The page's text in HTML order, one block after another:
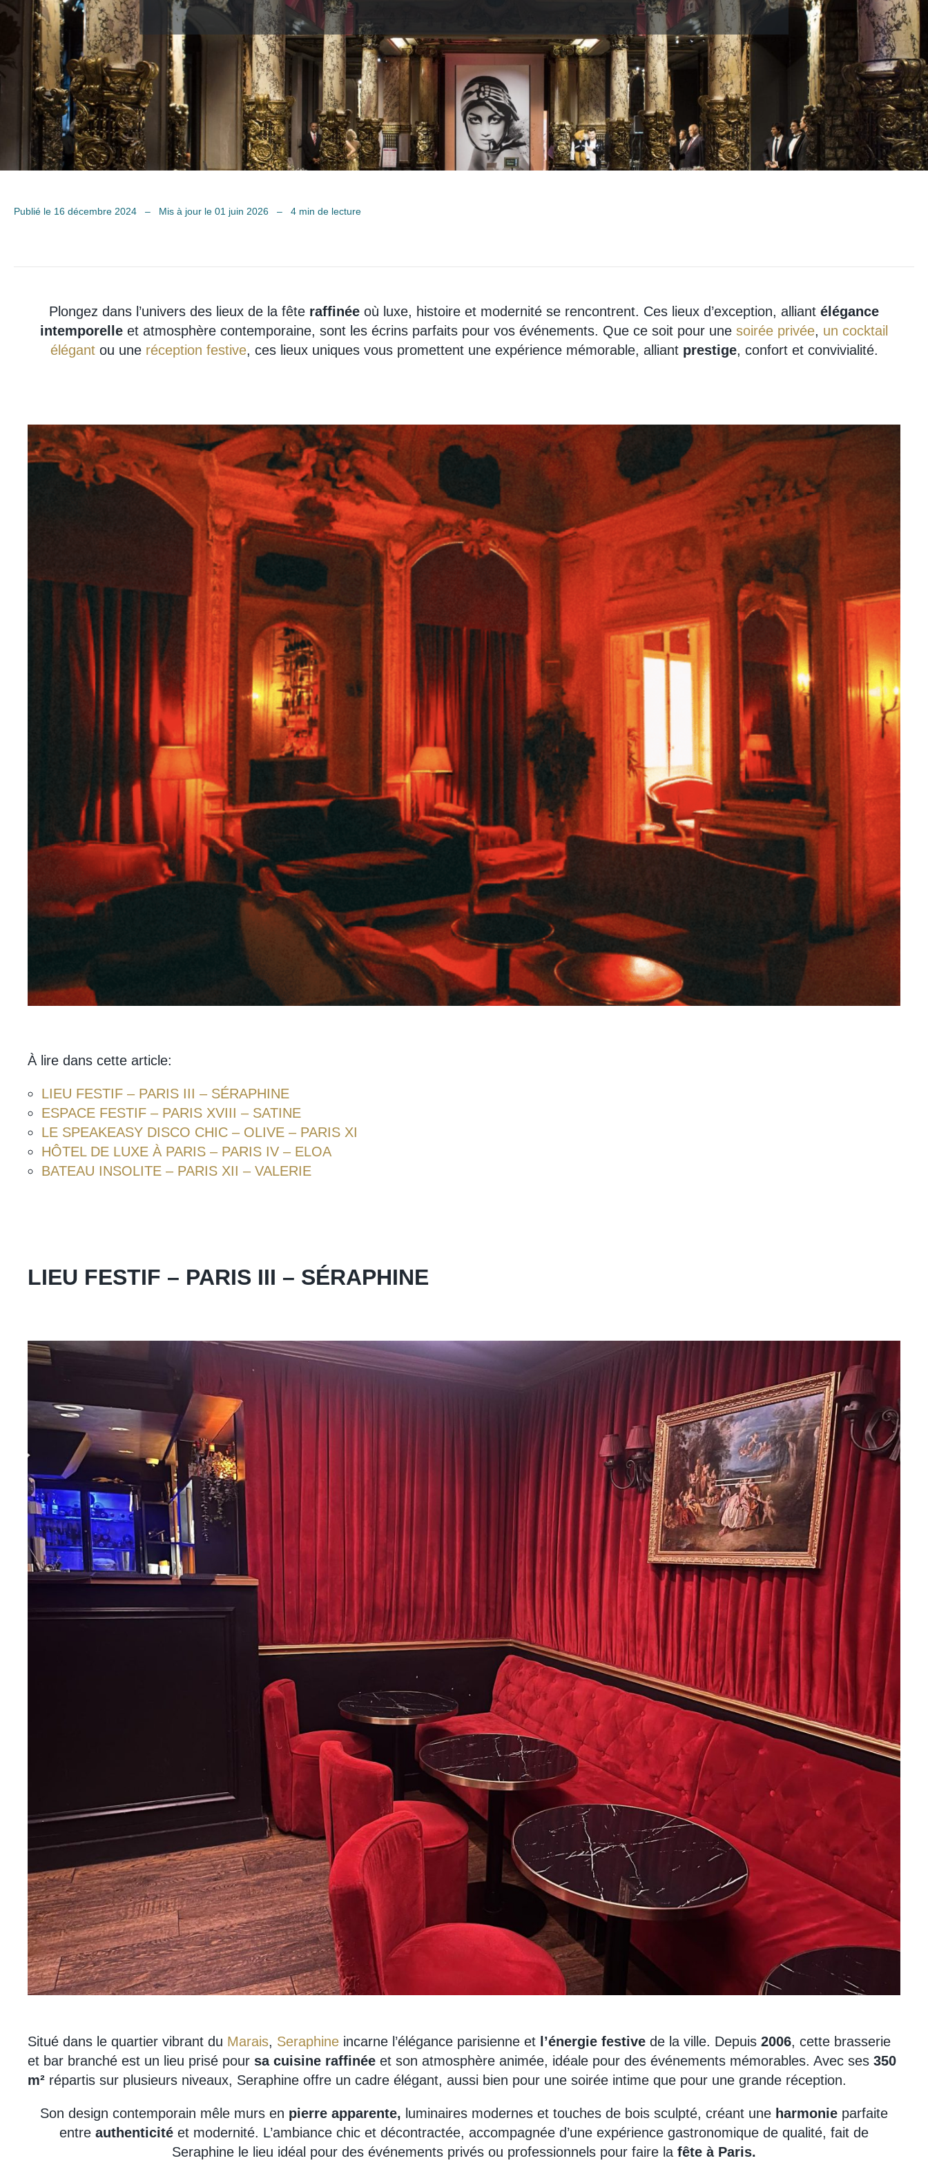
Publié le 16 décembre 2024 – Mis à jour le 01 juin 2026 – 4 min de lecture
Plongez dans l’univers des lieux de la fête raffinée où luxe, histoire et modernité se rencontrent. Ces lieux d’exception, alliant élégance
intemporelle et atmosphère contemporaine, sont les écrins parfaits pour vos événements. Que ce soit pour une soirée privée, un cocktail
élégantou une réception festive, ces lieux uniques vous promettent une expérience mémorable, alliant prestige, confort et convivialité.
À lire dans cette article:
LIEU FESTIF – PARIS III – SÉRAPHINE
ESPACE FESTIF – PARIS XVIII – SATINE
LE SPEAKEASY DISCO CHIC – OLIVE – PARIS XI
HÔTEL DE LUXE À PARIS – PARIS IV – ELOA
BATEAU INSOLITE – PARIS XII – VALERIE
LIEU FESTIF – PARIS III – SÉRAPHINE
Situé dans le quartier vibrant du Marais, Seraphine incarne l’élégance parisienne et l’énergie festive de la ville. Depuis 2006, cette brasserie
et bar branché est un lieu prisé pour sa cuisine raffinée et son atmosphère animée, idéale pour des événements mémorables. Avec ses 350
m² répartis sur plusieurs niveaux, Seraphine offre un cadre élégant, aussi bien pour une soirée intime que pour une grande réception.
Son design contemporain mêle murs en pierre apparente, luminaires modernes et touches de bois sculpté, créant une harmonie parfaite
entre authenticité et modernité. L’ambiance chic et décontractée, accompagnée d’une expérience gastronomique de qualité, fait de
Seraphine le lieu idéal pour des événements privés ou professionnels pour faire la fête à Paris.